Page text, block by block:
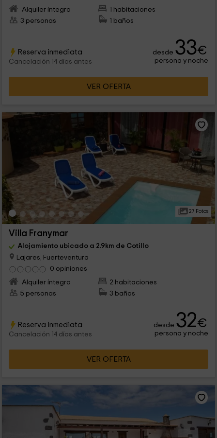
Alquiler íntegro
1 habitaciones
3 personas
1 baños
Reserva inmediata
Cancelación 14 días antes
desde 33€
persona y noche
VER OFERTA
27 Fotos
Villa Franymar
Alojamiento ubicado a 2.9km de Cotillo
Lajares, Fuerteventura
0 opiniones
Alquiler íntegro
2 habitaciones
5 personas
3 baños
Reserva inmediata
Cancelación 14 días antes
desde 32€
persona y noche
VER OFERTA